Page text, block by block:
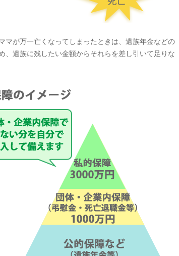
マが万一亡くなってしまったときは、遺族年金などの
遺族に残したい金額からそれらを差し引いて足りな